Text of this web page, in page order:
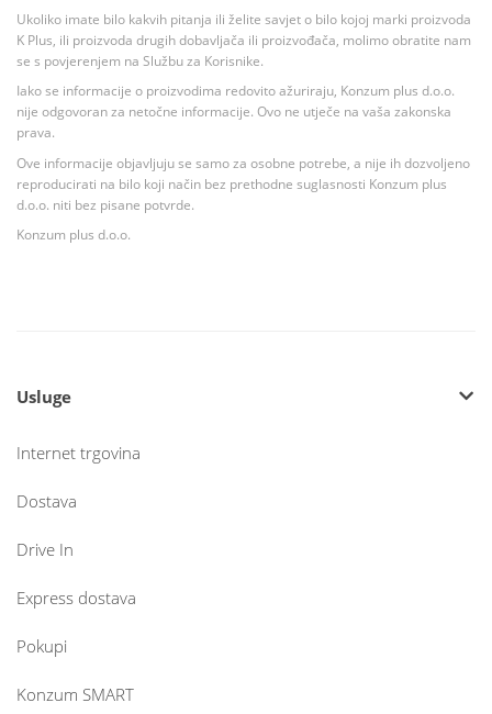
Ukoliko imate bilo kakvih pitanja ili želite savjet o bilo kojoj marki proizvoda
K Plus, ili proizvoda drugih dobavljača ili proizvođača, molimo obratite nam
se s povjerenjem na Službu za Korisnike.
Iako se informacije o proizvodima redovito ažuriraju, Konzum plus d.o.o.
nije odgovoran za netočne informacije. Ovo ne utječe na vaša zakonska
prava.
Ove informacije objavljuju se samo za osobne potrebe, a nije ih dozvoljeno
reproducirati na bilo koji način bez prethodne suglasnosti Konzum plus
d.o.o. niti bez pisane potvrde.
Konzum plus d.o.o.
Usluge
Internet trgovina
Dostava
Drive In
Express dostava
Pokupi
Konzum SMART